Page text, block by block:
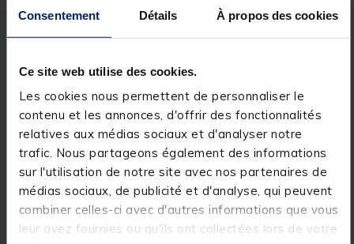
Consentement Détails À propos des cookies
Ce site web utilise des cookies.
Les cookies nous permettent de personnaliser le
contenu et les annonces, d'offrir des fonctionnalités
relatives aux médias sociaux et d'analyser notre
trafic. Nous partageons également des informations
sur l'utilisation de notre site avec nos partenaires de
médias sociaux, de publicité et d'analyse, qui peuvent
combiner celles-ci avec d'autres informations que vous
leur avez fournies ou qu'ils ont collectées lors de votre
L’indicateur PRO TECH MINI INDICATORdétectera
Il est muni d'une masselotte coulissante qui vous
et ainsi de parfaitement s’adapter aux conditions de
pêche rencontrées.
Le clip fil rapide maintient parfaitement la ligne qui
se libèrera facilement lors du ferrage.
Lumineux pour une meilleure visibilité des touches la
nuit, il s'adapte à tous les détecteurs pourvus d'une
prise 2.5mm "accessoire lumineux"